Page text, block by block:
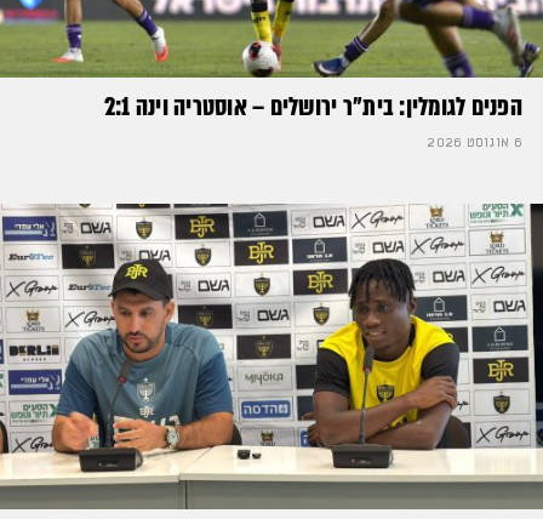
הפנים לגומלין: בית״ר ירושלים – אוסטריה וינה 2:1
6 אוגוסט 2026